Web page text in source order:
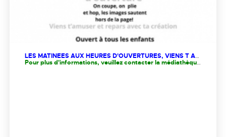
LES MATINEES AUX HEURES D'OUVERTURES, VIENS T AMUSER ET REPARS AVEC TA CREATION!!!
Pour plus d'informations, veuillez contacter la médiathèque au 05.61.90.85.56